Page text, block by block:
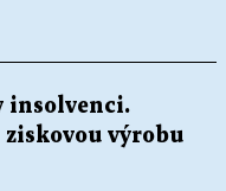
insolvenci.
výrobu